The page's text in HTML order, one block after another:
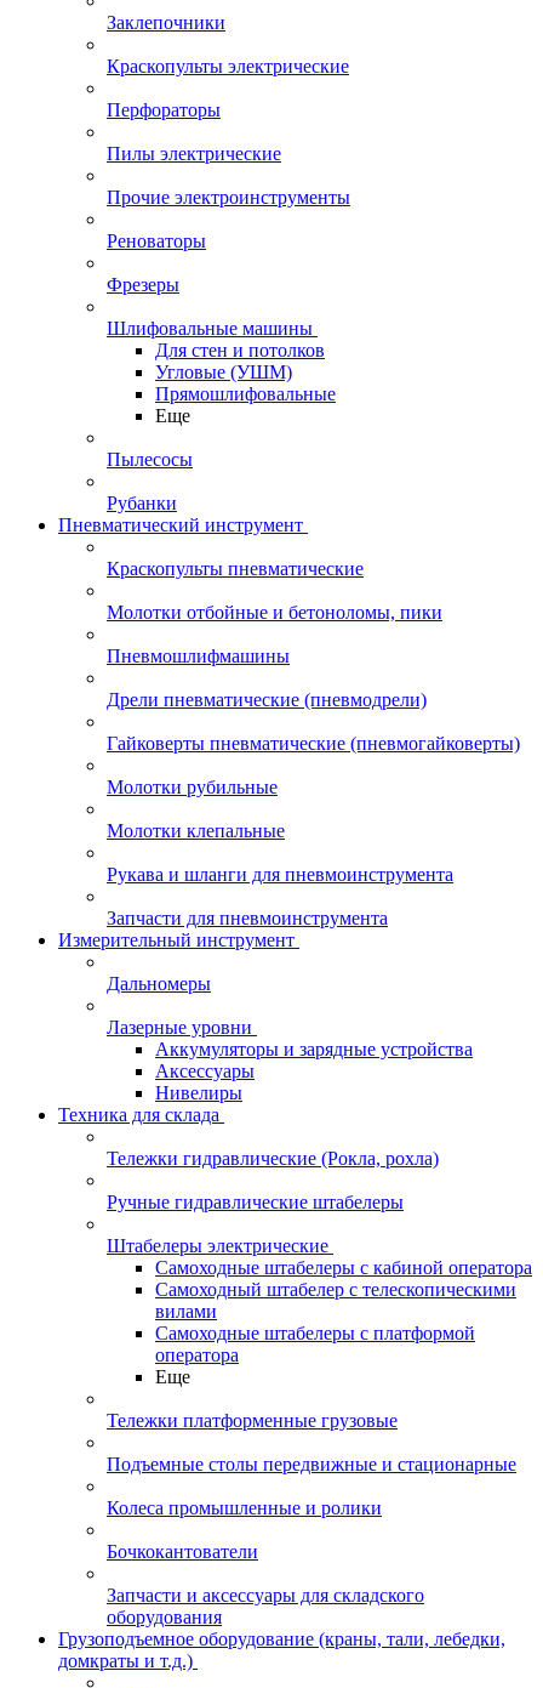
Заклепочники
Краскопульты электрические
Перфораторы
Пилы электрические
Прочие электроинструменты
Реноваторы
Фрезеры
Шлифовальные машины
Для стен и потолков
Угловые (УШМ)
Прямошлифовальные
Еще
Пылесосы
Рубанки
Пневматический инструмент
Краскопульты пневматические
Молотки отбойные и бетоноломы, пики
Пневмошлифмашины
Дрели пневматические (пневмодрели)
Гайковерты пневматические (пневмогайковерты)
Молотки рубильные
Молотки клепальные
Рукава и шланги для пневмоинструмента
Запчасти для пневмоинструмента
Измерительный инструмент
Дальномеры
Лазерные уровни
Аккумуляторы и зарядные устройства
Аксессуары
Нивелиры
Техника для склада
Тележки гидравлические (Рокла, рохла)
Ручные гидравлические штабелеры
Штабелеры электрические
Самоходные штабелеры с кабиной оператора
Самоходный штабелер с телескопическими
вилами
Самоходные штабелеры с платформой
оператора
Еще
Тележки платформенные грузовые
Подъемные столы передвижные и стационарные
Колеса промышленные и ролики
Бочкокантователи
Запчасти и аксессуары для складского
оборудования
Грузоподъемное оборудование (краны, тали, лебедки,
домкраты и т.д.)